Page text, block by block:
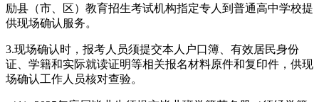
励县（市、区）教育招生考试机构指定专人到普通高中学校提
供现场确认服务。
3.现场确认时，报考人员须提交本人户口簿、有效居民身份
证、学籍和实际就读证明等相关报名材料原件和复印件，供现
场确认工作人员核对查验。